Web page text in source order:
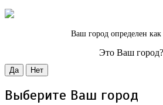
Ваш город определен как
Это Ваш город?
Да Нет
Выберите Ваш город